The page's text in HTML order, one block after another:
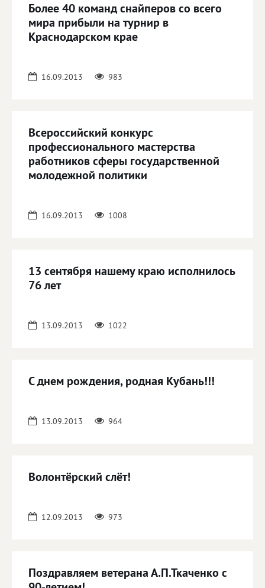
Более 40 команд снайперов со всего
мира прибыли на турнир в
Краснодарском крае
16.09.2013 983
Всероссийский конкурс
профессионального мастерства
работников сферы государственной
молодежной политики
16.09.2013 1008
13 сентября нашему краю исполнилось
76 лет
13.09.2013 1022
С днем рождения, родная Кубань!!!
13.09.2013 964
Волонтёрский слёт!
12.09.2013 973
Поздравляем ветерана А.П.Ткаченко с